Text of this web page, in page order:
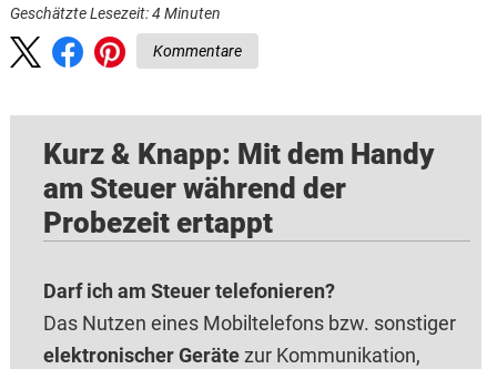
Geschätzte Lesezeit:4 Minuten
Kommentare
Kurz & Knapp: Mit dem Handy
am Steuer während der
Probezeit ertappt
Darf ich am Steuer telefonieren?
Das Nutzen eines Mobiltelefons bzw. sonstiger
elektronischer Gerätezur Kommunikation,